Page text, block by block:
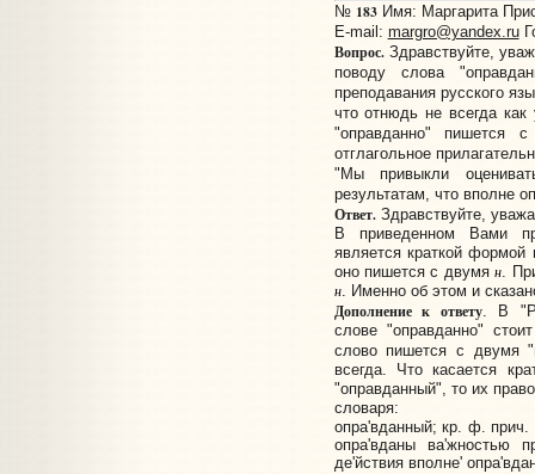
№ 183Имя: Маргарита
E-mail: margro@yandex.ru
Вопрос.Здравствуйте,
поводу слова
преподавания русского
что отнюдь не всегда
"оправданно" пишется
отглагольное
"Мы привыкли
результатам, что вполне
Ответ.Здравствуйте,
В приведенном Вами
является краткой формой
оно пишется с двумян.
н. Именно об этом и
Дополнение к ответу. В
слове "оправданно"
слово пишется с двумя
всегда. Что касается
"оправданный", то их
словаря:
опра'вданный; кр. ф.
опра'вданы ва'жностью
де'йствия вполне'